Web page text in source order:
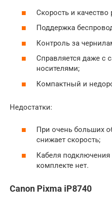
Скорость и качество
Поддержка
Контроль за
Справляется даже
носителями;
Компактный и
Недостатки:
При очень больших
снижает скорость;
Кабеля
комплекте нет.
Canon Pixma iP8740